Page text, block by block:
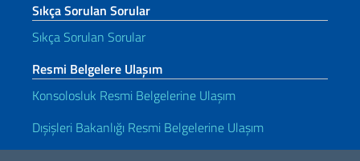
Sıkça Sorulan Sorular
Sıkça Sorulan Sorular
Resmi Belgelere Ulaşım
Konsolosluk Resmi Belgelerine Ulaşım
Dışişleri Bakanlığı Resmi Belgelerine Ulaşım